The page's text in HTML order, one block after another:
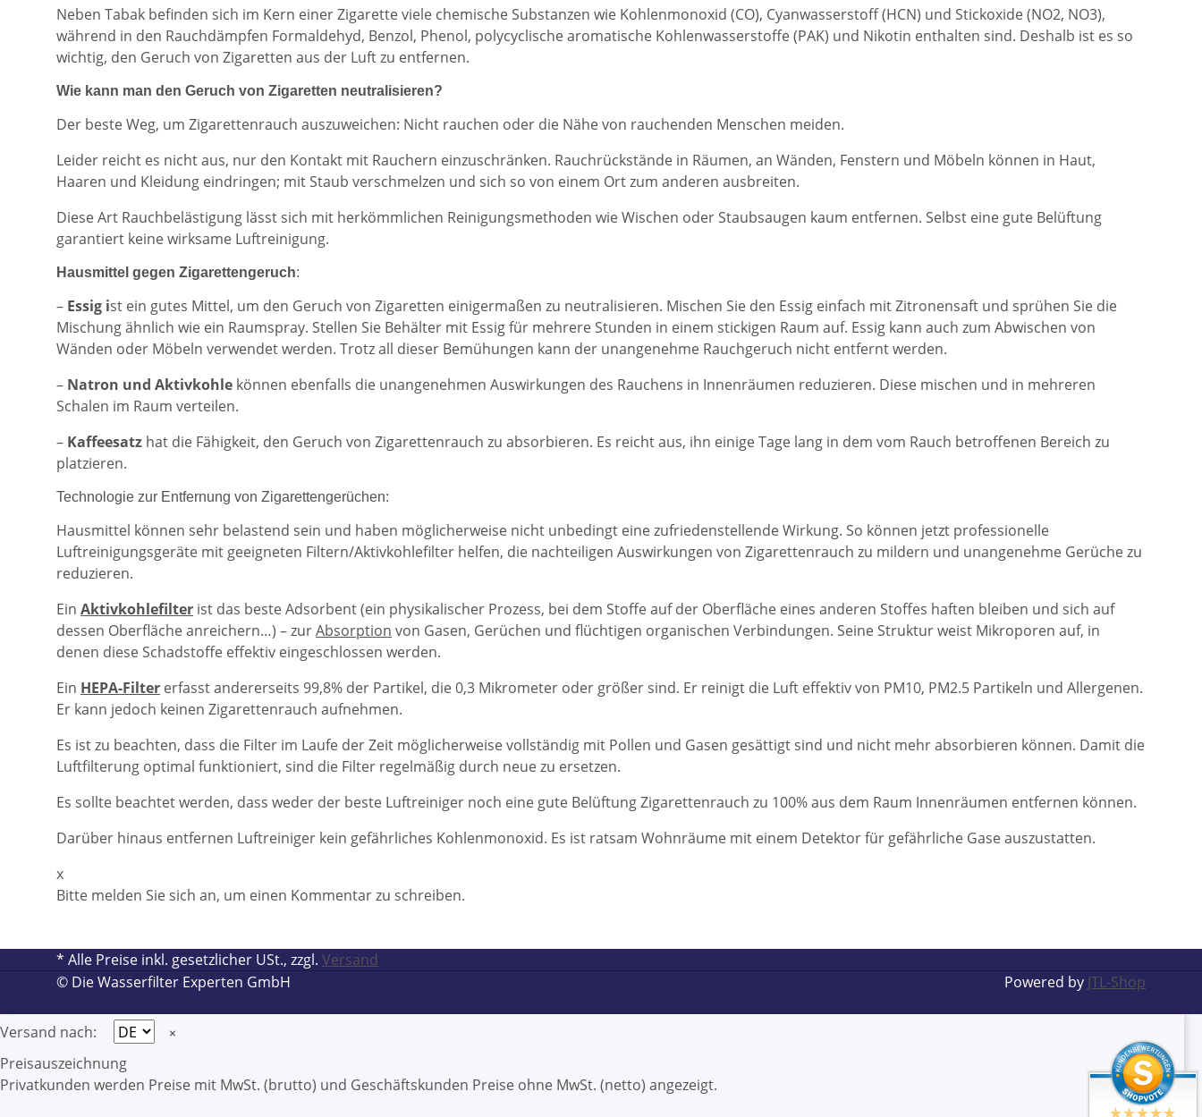
Neben Tabak befinden sich im Kern einer Zigarette viele chemische Substanzen wie Kohlenmonoxid (CO), Cyanwasserstoff (HCN) und Stickoxide (NO2, NO3),
während in den Rauchdämpfen Formaldehyd, Benzol, Phenol, polycyclische aromatische Kohlenwasserstoffe (PAK) und Nikotin enthalten sind. Deshalb ist es so
wichtig, den Geruch von Zigaretten aus der Luft zu entfernen.
Wie kann man den Geruch von Zigaretten neutralisieren?
Der beste Weg, um Zigarettenrauch auszuweichen: Nicht rauchen oder die Nähe von rauchenden Menschen meiden.
Leider reicht es nicht aus, nur den Kontakt mit Rauchern einzuschränken. Rauchrückstände in Räumen, an Wänden, Fenstern und Möbeln können in Haut,
Haaren und Kleidung eindringen; mit Staub verschmelzen und sich so von einem Ort zum anderen ausbreiten.
Diese Art Rauchbelästigung lässt sich mit herkömmlichen Reinigungsmethoden wie Wischen oder Staubsaugen kaum entfernen. Selbst eine gute Belüftung
garantiert keine wirksame Luftreinigung.
Hausmittel gegen Zigarettengeruch:
– Essig ist ein gutes Mittel, um den Geruch von Zigaretten einigermaßen zu neutralisieren. Mischen Sie den Essig einfach mit Zitronensaft und sprühen Sie die
Mischung ähnlich wie ein Raumspray. Stellen Sie Behälter mit Essig für mehrere Stunden in einem stickigen Raum auf. Essig kann auch zum Abwischen von
Wänden oder Möbeln verwendet werden. Trotz all dieser Bemühungen kann der unangenehme Rauchgeruch nicht entfernt werden.
– Natron und Aktivkohle können ebenfalls die unangenehmen Auswirkungen des Rauchens in Innenräumen reduzieren. Diese mischen und in mehreren
Schalen im Raum verteilen.
– Kaffeesatz hat die Fähigkeit, den Geruch von Zigarettenrauch zu absorbieren. Es reicht aus, ihn einige Tage lang in dem vom Rauch betroffenen Bereich zu
platzieren.
Technologie zur Entfernung von Zigarettengerüchen:
Hausmittel können sehr belastend sein und haben möglicherweise nicht unbedingt eine zufriedenstellende Wirkung. So können jetzt professionelle
Luftreinigungsgeräte mit geeigneten Filtern/Aktivkohlefilter helfen, die nachteiligen Auswirkungen von Zigarettenrauch zu mildern und unangenehme Gerüche zu
reduzieren.
Ein Aktivkohlefilter ist das beste Adsorbent (ein physikalischer Prozess, bei dem Stoffe auf der Oberfläche eines anderen Stoffes haften bleiben und sich auf
dessen Oberfläche anreichern…) – zurAbsorption von Gasen, Gerüchen und flüchtigen organischen Verbindungen. Seine Struktur weist Mikroporen auf, in
denen diese Schadstoffe effektiv eingeschlossen werden.
Ein HEPA-Filter erfasst andererseits 99,8% der Partikel, die 0,3 Mikrometer oder größer sind. Er reinigt die Luft effektiv von PM10, PM2.5 Partikeln und Allergenen.
Er kann jedoch keinen Zigarettenrauch aufnehmen.
Es ist zu beachten, dass die Filter im Laufe der Zeit möglicherweise vollständig mit Pollen und Gasen gesättigt sind und nicht mehr absorbieren können. Damit die
Luftfilterung optimal funktioniert, sind die Filter regelmäßig durch neue zu ersetzen.
Es sollte beachtet werden, dass weder der beste Luftreiniger noch eine gute Belüftung Zigarettenrauch zu 100% aus dem Raum Innenräumen entfernen können.
Darüber hinaus entfernen Luftreiniger kein gefährliches Kohlenmonoxid. Es ist ratsam Wohnräume mit einem Detektor für gefährliche Gase auszustatten.
x
Bitte melden Sie sich an, um einen Kommentar zu schreiben.
* Alle Preise inkl. gesetzlicher USt., zzgl. Versand
© Die Wasserfilter Experten GmbH
Powered by JTL-Shop
Versand nach: ×
Preisauszeichnung
Privatkunden werden Preise mit MwSt. (brutto) und Geschäftskunden Preise ohne MwSt. (netto) angezeigt.